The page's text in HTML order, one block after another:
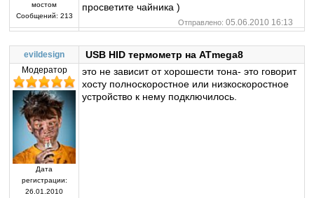
мостом
Сообщений: 213
просветите чайника )
Отправлено: 05.06.2010 16:13
evildesign USB HID термометр на ATmega8
Модератор
Дата
регистрации:
26.01.2010
это не зависит от хорошести тона- это говорит
хосту полноскоростное или низкоскоростное
устройство к нему подключилось.